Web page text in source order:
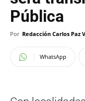
Pública
Por Redacción Carlos Paz
WhatsApp